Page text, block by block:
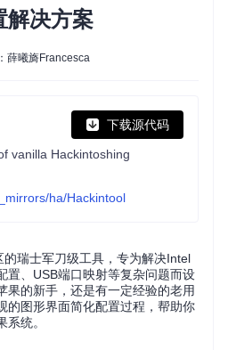
解决方案
薛曦旖Francesca
下载源代码
vanilla Hackintoshing
ha/Hackintool
瑞士军刀级工具，专为解决Intel
置、USB端口映射等复杂问题而设
果的新手，还是有一定经验的老用
的图形界面简化配置过程，帮助你
统。